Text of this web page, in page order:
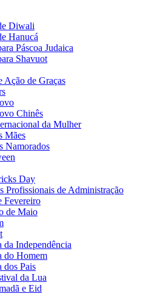
Diwali
Hanucá
Páscoa Judaica
Shavuot
Ação de Graças
Chinês
da Mulher
Mães
Namorados
Day
Profissionais de Administração
Fevereiro
de Maio
da Independência
do Homem
dos Pais
da Lua
e Eid